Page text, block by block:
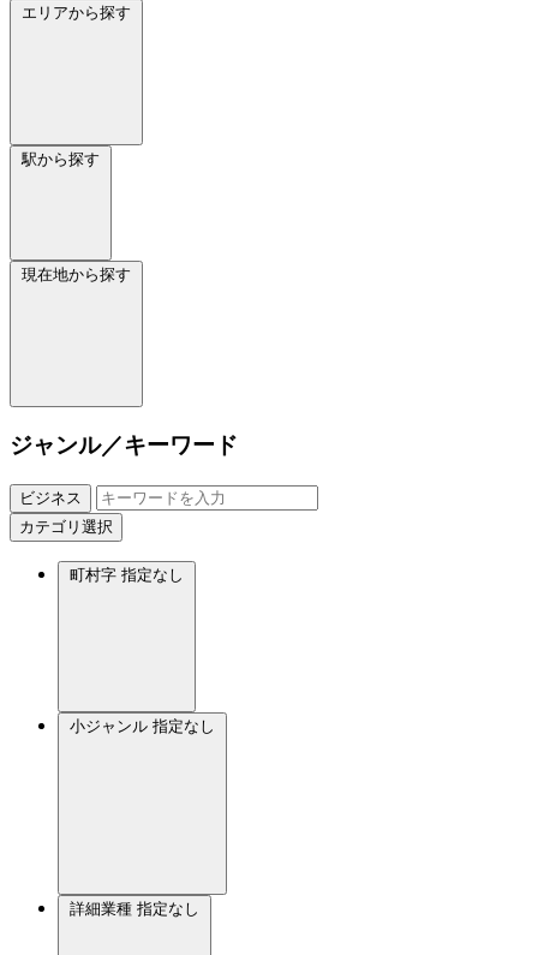
エリアから探す
駅から探す
現在地から探す
ジャンル／キーワード
ビジネス
カテゴリ選択
町村字 指定なし
小ジャンル 指定なし
詳細業種 指定なし